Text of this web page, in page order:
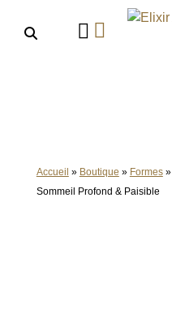
Accueil » Boutique » Formes»
Sommeil Profond & Paisible